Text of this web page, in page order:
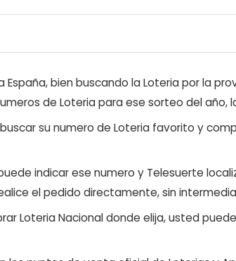
bien buscando la Loteria por la
de Loteria para ese sorteo del año,
su numero de Loteria favorito y
indicar ese numero y Telesuerte
el pedido directamente, sin
Loteria Nacional donde elija, usted